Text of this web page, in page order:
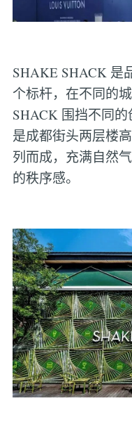
SHAKE SHACK 是
个标杆，在不同的
SHACK 围挡不同
是成都街头两层楼
列而成，充满自然
的秩序感。